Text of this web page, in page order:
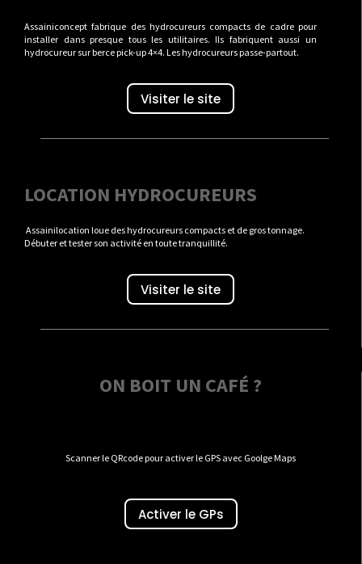
Assainiconcept fabrique des hydrocureurs compacts de cadre pour
installer dans presque tous les utilitaires. Ils fabriquent aussi un
hydrocureur sur berce pick-up 4×4. Les hydrocureurs passe-partout.
Visiter le site
LOCATION HYDROCUREURS
Assainilocation loue des hydrocureurs compacts et de gros tonnage.
Débuter et tester son activité en toute tranquillité.
Visiter le site
ON BOIT UN CAFÉ ?
Scanner le QRcode pour activer le GPS avec Goolge Maps
Activer le GPs